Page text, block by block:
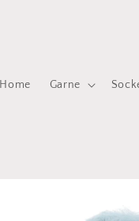
Home Garne